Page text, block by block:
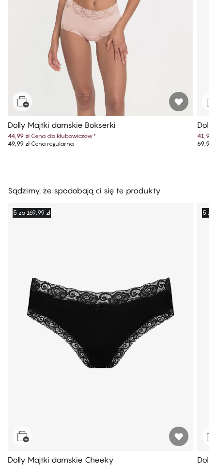
Dolly Majtki damskie Bokserki
44,99 zł Cena dla klubowiczów*
49,99 złCena regularna
41,99
59,99
Sądzimy, że spodobają ci się te produkty
5 za 169,99 zł
Dolly Majtki damskie Cheeky
5 za